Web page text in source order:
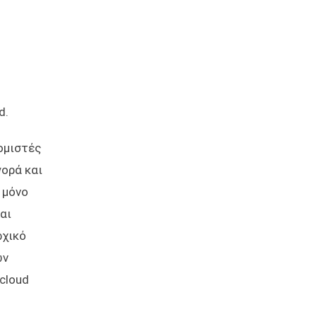
και